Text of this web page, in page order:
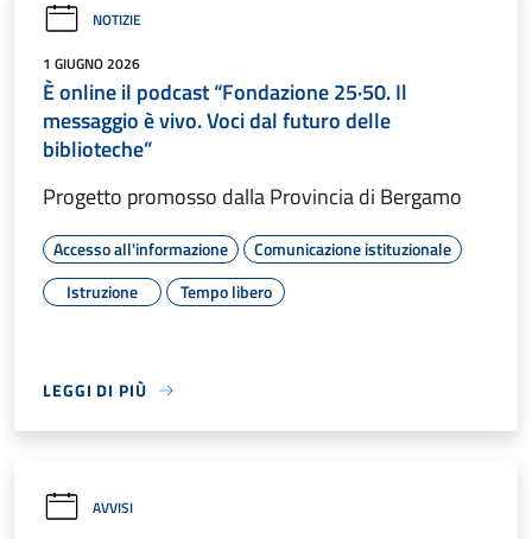
NOTIZIE
1 GIUGNO 2026
È online il podcast “Fondazione 25·50. Il
messaggio è vivo. Voci dal futuro delle
biblioteche”
Progetto promosso dalla Provincia di Bergamo
Accesso all'informazione
Comunicazione istituzionale
Istruzione
Tempo libero
LEGGI DI PIÙ
AVVISI